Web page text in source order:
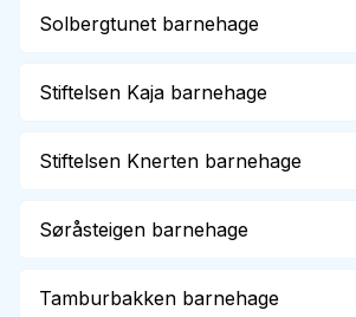
Solbergtunet barnehage
Stiftelsen Kaja barnehage
Stiftelsen Knerten barnehage
Søråsteigen barnehage
Tamburbakken barnehage